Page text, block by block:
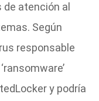
atención al
Según
responsable
y podría